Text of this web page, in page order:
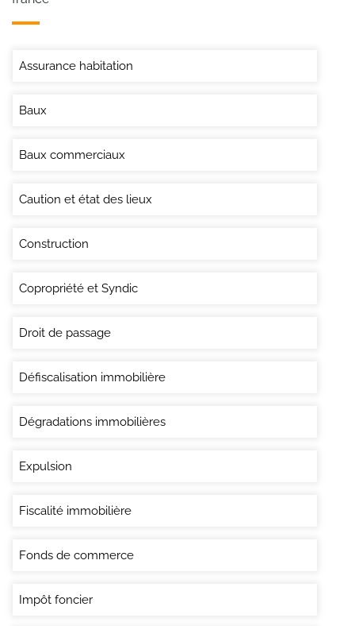
Assurance habitation
Baux
Baux commerciaux
Caution et état des lieux
Construction
Copropriété et Syndic
Droit de passage
Défiscalisation immobilière
Dégradations immobilières
Expulsion
Fiscalité immobilière
Fonds de commerce
Impôt foncier